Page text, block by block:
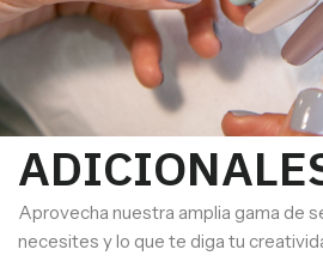
Aprovecha nuestra amplia gama de
necesites y lo que te diga tu